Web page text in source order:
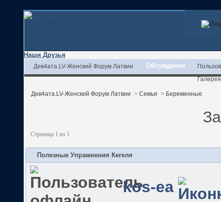
Наши Друзья
Дев4ата.LV-Женский Форум Латвии Обсуждения
Галерея
Дев4ата.LV-Женский Форум Латвии > Семья > Беременные
Страница 1 из 1
Полезные Упражнения Кегеля
kos-ea